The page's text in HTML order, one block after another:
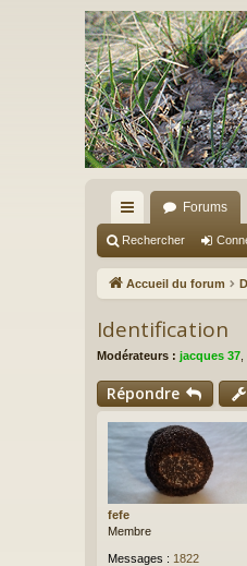
ac
co
ci
Forums
Rechercher
Accueil du forum
Identification
Modérateurs : jacques 37
Répondre
fefe
Membre
Messages : 1822